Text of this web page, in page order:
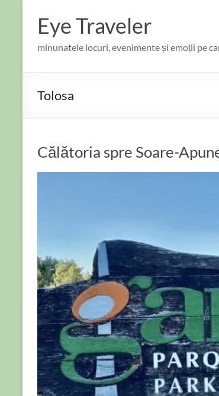
content
Eye Traveler
minunatele locuri, evenimente și emoții pe
Tolosa
Călătoria spre Soare-